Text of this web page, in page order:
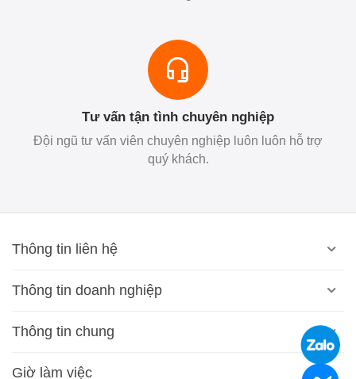
Tư vấn tận tình chuyên nghiệp
Đội ngũ tư vấn viên chuyên nghiệp luôn luôn hỗ trợ
quý khách.
Thông tin liên hệ
Thông tin doanh nghiệp
Thông tin chung
Giờ làm việc